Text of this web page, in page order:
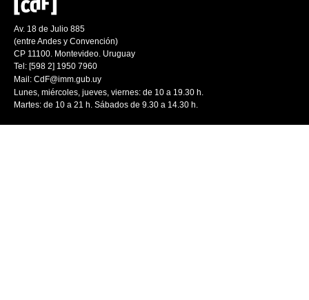
Av. 18 de Julio 885
(entre Andes y Convención)
CP 11100. Montevideo. Uruguay
Tel: [598 2] 1950 7960
Mail: CdF@imm.gub.uy
Lunes, miércoles, jueves, viernes: de 10 a 19.30 h.
Martes: de 10 a 21 h. Sábados de 9.30 a 14.30 h.